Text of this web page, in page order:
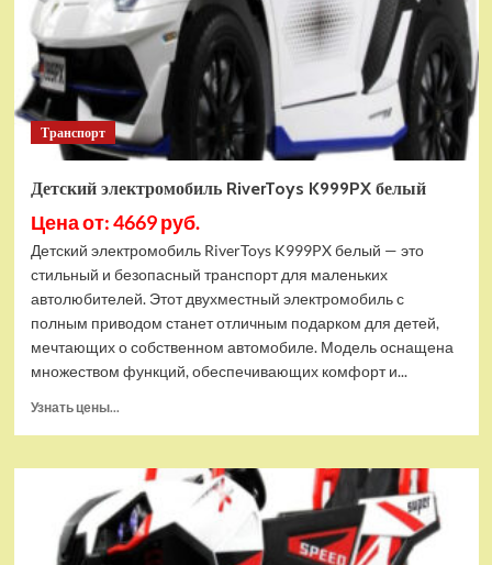
Водная
Атака
Транспорт
Детский электромобиль RiverToys K999PX белый
Цена от: 4669 руб.
Детский электромобиль RiverToys K999PX белый — это
стильный и безопасный транспорт для маленьких
автолюбителей. Этот двухместный электромобиль с
полным приводом станет отличным подарком для детей,
мечтающих о собственном автомобиле. Модель оснащена
множеством функций, обеспечивающих комфорт и...
Узнать цены...
Детский
электромобиль
RiverToys
K999PX
белый